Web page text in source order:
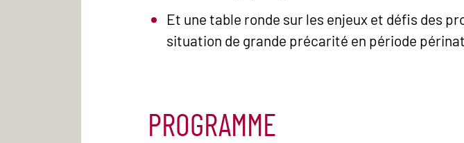
Et une table ronde sur les enjeux et défis des
situation de grande précarité en période
PROGRAMME